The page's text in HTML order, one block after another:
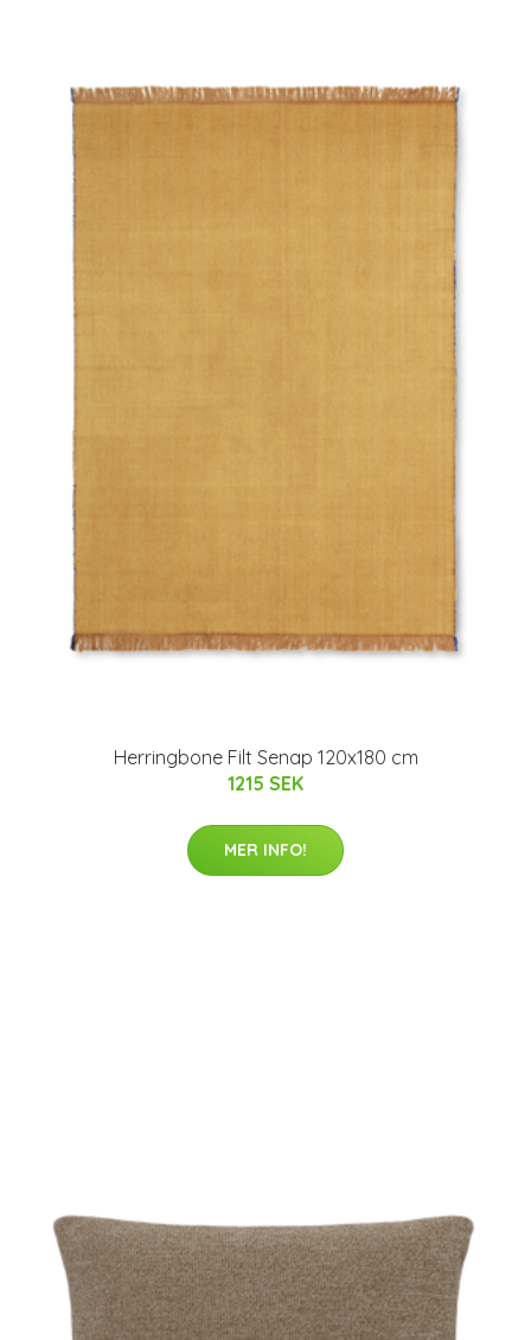
Herringbone Filt Senap 120x180 cm
1215 SEK
MER INFO!